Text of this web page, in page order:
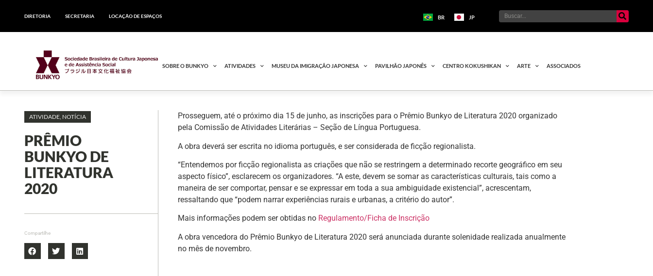
DIRETORIA SECRETARIA LOCAÇÃO DE ESPAÇOS BR JP
SOBRE O BUNKYO ATIVIDADES MUSEU DA IMIGRAÇÃO JAPONESA PAVILHÃO JAPONÊS CENTRO KOKUSHIKAN ARTE ASSOCIADOS
ATIVIDADE, NOTÍCIA
PRÊMIO
BUNKYO DE
LITERATURA
2020
Compartilhe
Prosseguem, até o próximo dia 15 de junho, as inscrições para o Prêmio Bunkyo de Literatura 2020 organizado
pela Comissão de Atividades Literárias – Seção de Língua Portuguesa.
A obra deverá ser escrita no idioma português, e ser considerada de ficção regionalista.
“Entendemos por ficção regionalista as criações que não se restringem a determinado recorte geográfico em seu
aspecto físico”, esclarecem os organizadores. “A este, devem se somar as características culturais, tais como a
maneira de ser comportar, pensar e se expressar em toda a sua ambiguidade existencial”, acrescentam,
ressaltando que “podem narrar experiências rurais e urbanas, a critério do autor”.
Mais informações podem ser obtidas no Regulamento/Ficha de Inscrição
A obra vencedora do Prêmio Bunkyo de Literatura 2020 será anunciada durante solenidade realizada anualmente
no mês de novembro.